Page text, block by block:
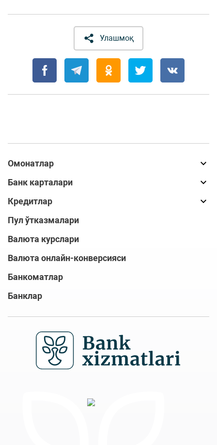
Улашмоқ
Омонатлар
Банк карталари
Кредитлар
Пул ўтказмалари
Валюта курслари
Валюта онлайн-конверсияси
Банкоматлар
Банклар